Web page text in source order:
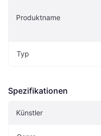
Produktname
Typ
Spezifikationen
Künstler